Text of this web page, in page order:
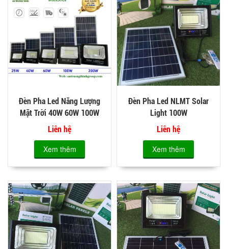
Đèn Pha Led Năng Lượng
Mặt Trời 40W 60W 100W
Liên hệ
Xem thêm
Đèn Pha Led NLMT Solar
Light 100W
Liên hệ
Xem thêm